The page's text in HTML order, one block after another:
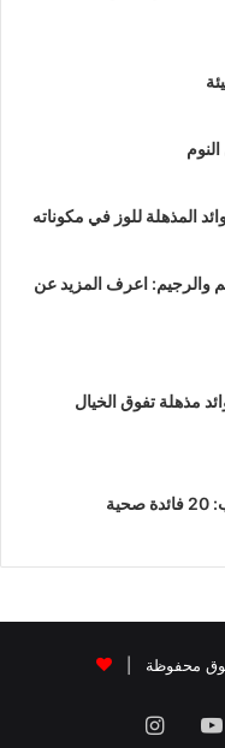
المذهلة للوز في مكوناته
والرجيم: اعرف المزيد عن
مذهلة تفوق الخيال
يوتيوبانستقرام